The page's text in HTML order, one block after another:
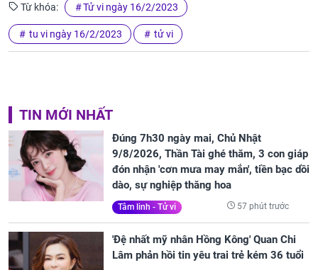
Từ khóa: Tử vi ngày 16/2/2023
tu vi ngày 16/2/2023 tử vi
TIN MỚI NHẤT
Đúng 7h30 ngày mai, Chủ Nhật
9/8/2026, Thần Tài ghé thăm, 3 con giáp
đón nhận 'cơn mưa may mắn', tiền bạc dồi
dào, sự nghiệp thăng hoa
Tâm linh - Tử vi 57 phút trước
'Đệ nhất mỹ nhân Hồng Kông' Quan Chi
Lâm phản hồi tin yêu trai trẻ kém 36 tuổi